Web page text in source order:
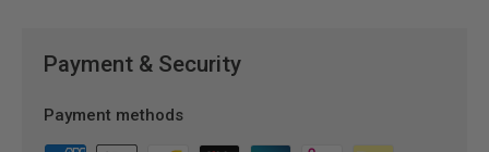
Payment & Security
Payment methods